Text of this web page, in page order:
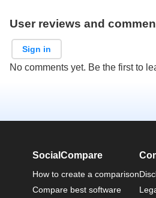
User reviews and
Sign in
No comments yet. Be the first to
SocialCompare
How to create a comparison
Compare best software